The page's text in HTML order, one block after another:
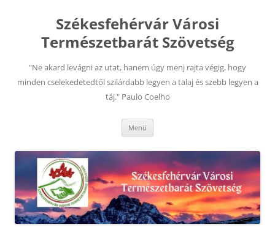
tartalombaSzékesfehérvár Városi
Természetbarát Szövetség
"Ne akard levágni az utat, hanem úgy menj rajta végig, hogy
minden cselekedetedtől szilárdabb legyen a talaj és szebb legyen a
táj." Paulo Coelho
Menü